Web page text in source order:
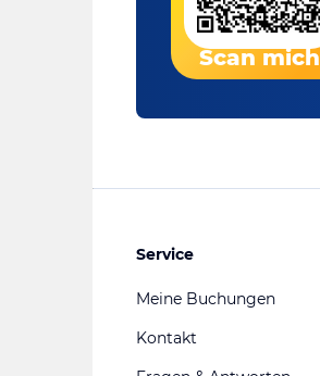
Scan mich
Service
Meine Buchungen
Kontakt